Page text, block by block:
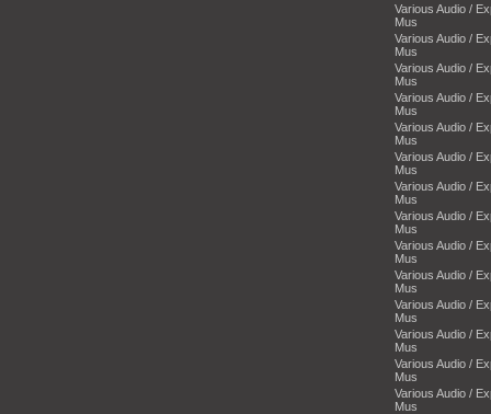
Various Audio /
Mus
Various Audio /
Mus
Various Audio /
Mus
Various Audio /
Mus
Various Audio /
Mus
Various Audio /
Mus
Various Audio /
Mus
Various Audio /
Mus
Various Audio /
Mus
Various Audio /
Mus
Various Audio /
Mus
Various Audio /
Mus
Various Audio /
Mus
Various Audio /
Mus